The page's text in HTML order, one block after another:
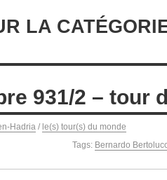
LA
931/2 – tour
Hadria / le(s) tour(s) du monde
Tags: Bernardo